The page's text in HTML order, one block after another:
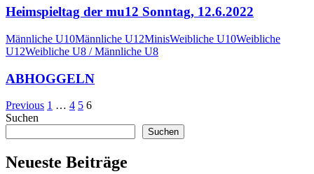
Heimspieltag der mu12 Sonntag, 12.6.2022
Männliche U10Männliche U12MinisWeibliche U10Weibliche
U12Weibliche U8 / Männliche U8
ABHOGGELN
Previous 1 … 4 5 6
Suchen
Suchen
Neueste Beiträge